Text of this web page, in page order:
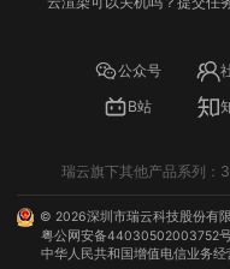
公众号
B站
瑞云旗下其他产品系列：
© 2026深圳市瑞云科技股份有
粤公网安备44030502003752
中华人民共和国增值电信业务